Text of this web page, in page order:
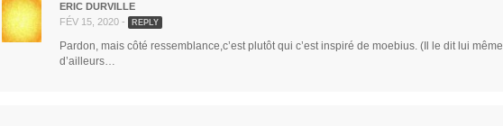
ERIC DURVILLE
FÉV 15, 2020 -
REPLY
Pardon, mais côté ressemblance,c’est plutôt qui c’est inspiré de moebius. (Il le dit lui même
d’ailleurs…